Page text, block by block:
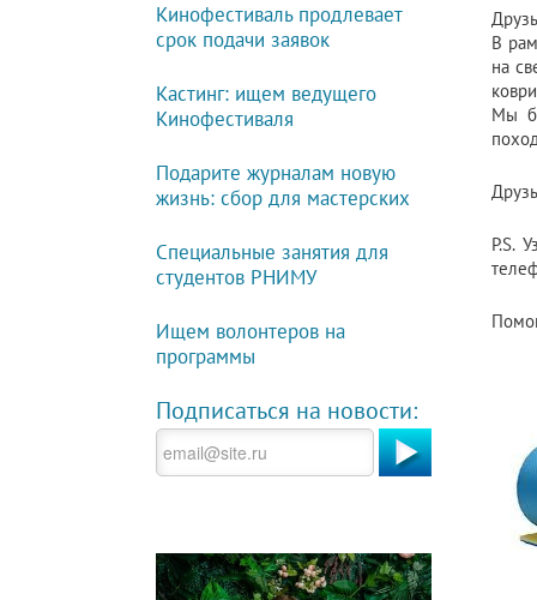
Кинофестиваль продлевает
срок подачи заявок
Кастинг: ищем ведущего
Кинофестиваля
Подарите журналам новую
жизнь: сбор для мастерских
Специальные занятия для
студентов РНИМУ
Ищем волонтеров на
программы
Подписаться на новости:
В
на
Мы
P.S.